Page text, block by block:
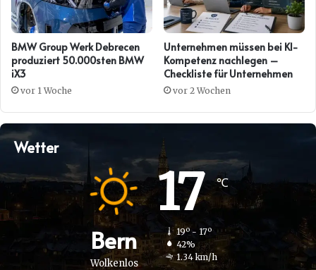
BMW Group Werk Debrecen
produziert 50.000sten BMW
iX3
vor 1 Woche
Unternehmen müssen bei KI-
Kompetenz nachlegen –
Checkliste für Unternehmen
vor 2 Wochen
Wetter
Bern
Wolkenlos
17℃
19º - 17º
42%
1.34 km/h